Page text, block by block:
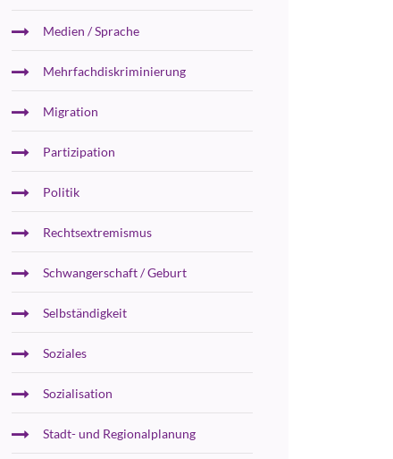
Medien / Sprache
Mehrfachdiskriminierung
Migration
Partizipation
Politik
Rechtsextremismus
Schwangerschaft / Geburt
Selbständigkeit
Soziales
Sozialisation
Stadt- und Regionalplanung